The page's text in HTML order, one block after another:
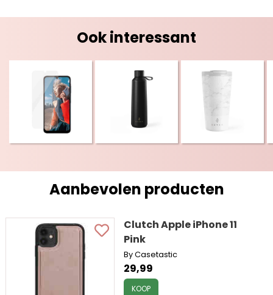
Ook interessant
Aanbevolen producten
Clutch Apple iPhone 11
Pink
By Casetastic
29,99
KOOP